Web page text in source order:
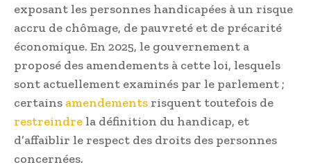
exposant les personnes handicapées à un risque
accru de chômage, de pauvreté et de précarité
économique. En 2025, le gouvernement a
proposé des amendements à cette loi, lesquels
sont actuellement examinés par le parlement ;
certains amendements risquent toutefois de
restreindre la définition du handicap, et
d’affaiblir le respect des droits des personnes
concernées.